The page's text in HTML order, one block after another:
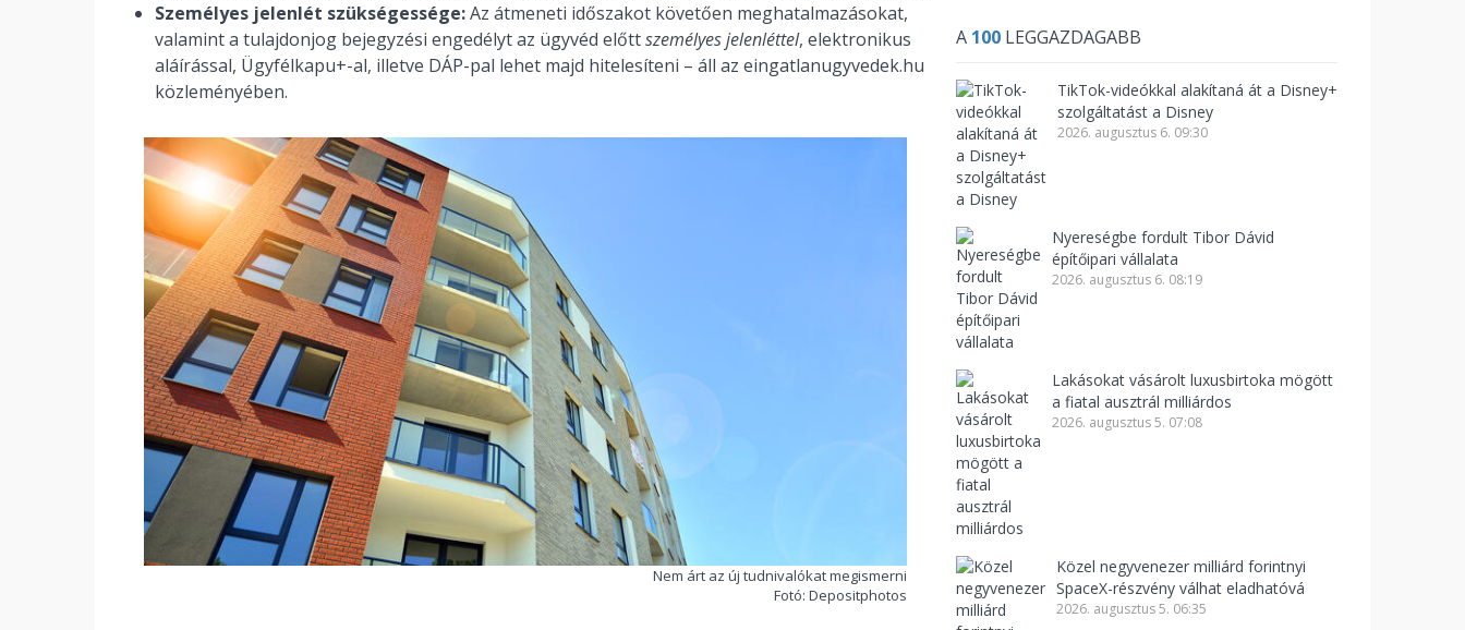
Személyes jelenlét szükségessége:Az átmeneti időszakot követően meghatalmazásokat,
valamint a tulajdonjog bejegyzési engedélyt az ügyvéd előttszemélyes jelenléttel, elektronikus
aláírással, Ügyfélkapu+-al, illetve DÁP-pal lehet majd hitelesíteni – áll az eingatlanugyvedek.hu
közleményében.
Nem árt az új tudnivalókat megismerni
Fotó: Depositphotos
A 100 LEGGAZDAGABB
TikTok-videókkal alakítaná át a Disney+
szolgáltatást a Disney
2026. augusztus 6. 09:30
Nyereségbe fordult Tibor Dávid
építőipari vállalata
2026. augusztus 6. 08:19
Lakásokat vásárolt luxusbirtoka mögött
a fiatal ausztrál milliárdos
2026. augusztus 5. 07:08
Közel negyvenezer milliárd forintnyi
SpaceX-részvény válhat eladhatóvá
2026. augusztus 5. 06:35